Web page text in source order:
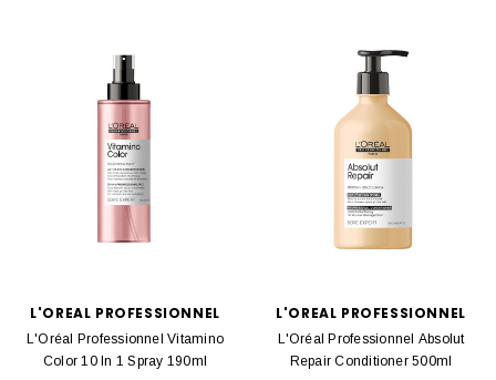
L'OREAL PROFESSIONNEL
L'Oréal Professionnel Vitamino
Color 10 In 1 Spray 190ml
L'OREAL PROFESSIONNEL
L'Oréal Professionnel Absolut
Repair Conditioner 500ml